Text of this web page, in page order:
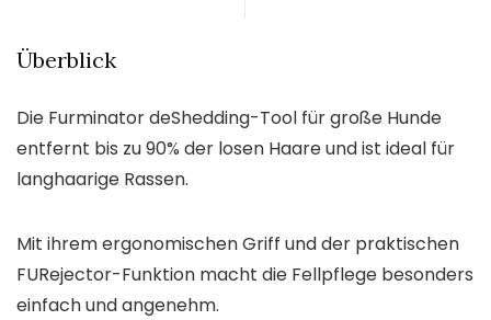
Überblick
Die Furminator deShedding-Tool für große Hunde
entfernt bis zu 90% der losen Haare und ist ideal für
langhaarige Rassen.
Mit ihrem ergonomischen Griff und der praktischen
FURejector-Funktion macht die Fellpflege besonders
einfach und angenehm.